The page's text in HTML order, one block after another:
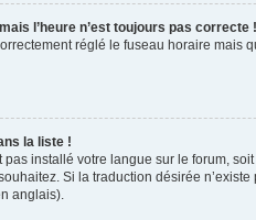
l’heure n’est toujours pas correcte !
réglé le fuseau horaire mais
la liste !
pas installé votre langue sur le forum,
Si la traduction désirée
anglais).